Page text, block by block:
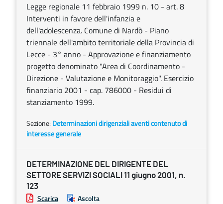
Legge regionale 11 febbraio 1999 n. 10 - art. 8
Interventi in favore dell'infanzia e
dell'adolescenza. Comune di Nardò - Piano
triennale dell'ambito territoriale della Provincia di
Lecce - 3° anno - Approvazione e finanziamento
progetto denominato "Area di Coordinamento -
Direzione - Valutazione e Monitoraggio". Esercizio
finanziario 2001 - cap. 786000 - Residui di
stanziamento 1999.
Sezione: Determinazioni dirigenziali aventi contenuto di
interesse generale
DETERMINAZIONE DEL DIRIGENTE DEL
SETTORE SERVIZI SOCIALI 11 giugno 2001, n.
123
Scarica Ascolta